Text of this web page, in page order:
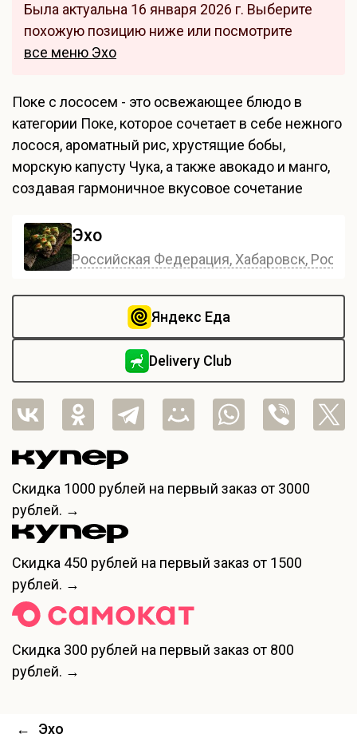
Была актуальна 16 января 2026 г. Выберите
похожую позицию ниже или посмотрите
все меню Эхо
Поке с лососем - это освежающее блюдо в
категории Поке, которое сочетает в себе нежного
лосося, ароматный рис, хрустящие бобы,
морскую капусту Чука, а также авокадо и манго,
создавая гармоничное вкусовое сочетание
Эхо
Российская Федерация, Хабаровск,
Яндекс Еда
Delivery Club
Скидка 1000 рублей на первый заказ от 3000
рублей. →
Скидка 450 рублей на первый заказ от 1500
рублей. →
Скидка 300 рублей на первый заказ от 800
рублей. →
← Эхо